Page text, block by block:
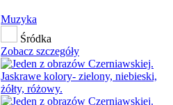
Muzyka
Śródka
Zobacz szczegóły